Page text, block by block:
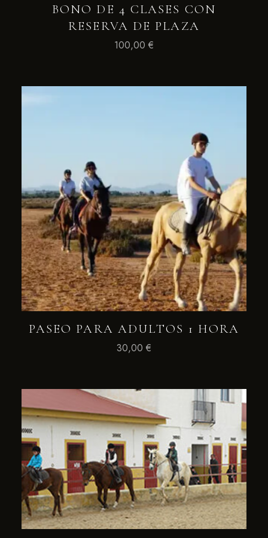
BONO DE 4 CLASES CON
RESERVA DE PLAZA
100,00 €
PASEO PARA ADULTOS 1 HORA
30,00 €